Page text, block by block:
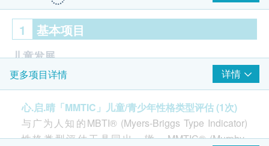
1 基本项目
儿童发展
由「MMTIC」儿童及青少年性格类型认可执行师
(CAPT)主理
MMTIC 儿童/青少年性格类型评估 1次
更多项目详情 详情
心.启.晴「MMTIC」儿童/青少年性格类型评估 (1次)
与广为人知的MBTI® (Myers-Briggs Type Indicator)
性格类型评估工具同出一辙，MMTIC® (Murphy-